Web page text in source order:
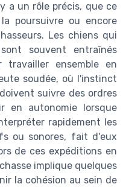
a un rôle précis, que ce
poursuivre ou encore
Les chiens qui
souvent entraînés
ensemble en
soudée, où l'instinct
suivre des ordres
en autonomie lorsque
rapidement les
ou sonores, fait d'eux
de ces expéditions en
implique quelques
la cohésion au sein de